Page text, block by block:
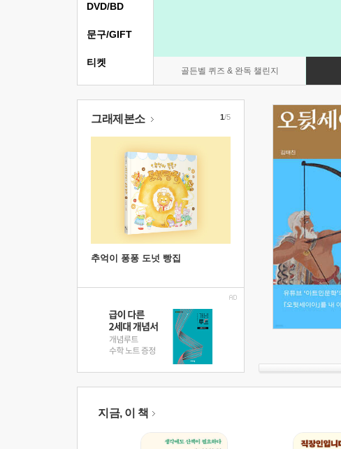
골든벨 퀴즈 & 완독 챌린지
DVD/BD
문구/GIFT
티켓
그래제본소
추억이 퐁퐁 도넛 빵집
1/5
지금, 이 책